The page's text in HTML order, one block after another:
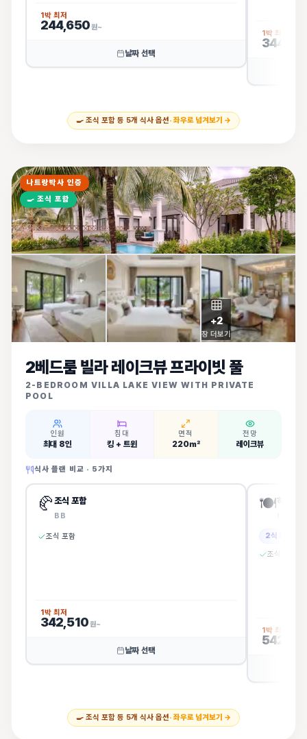
1박 최저
244,650원~
날짜 선택
1박 최저
🍳 조식 포함 등 5개 식사 옵션· 좌우로 넘겨보기 →
+2
장 더보기
나트랑박사 인증
🍳 조식 포함
2베드룸 빌라 레이크뷰 프라이빗 풀
2-BEDROOM VILLA LAKE VIEW WITH PRIVATE
POOL
인원
최대 8인
침대
킹 + 트윈
면적
220㎡
전망
레이크뷰
식사 플랜 비교 · 5가지
🥐 조식 포함
BB
조식 포함
1박 최저
342,510원~
날짜 선택
🍽️하프보드
2식 포함
조식 + 중식
1박 최저
🍳 조식 포함 등 5개 식사 옵션· 좌우로 넘겨보기 →